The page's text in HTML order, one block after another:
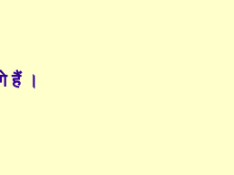
हैं ।